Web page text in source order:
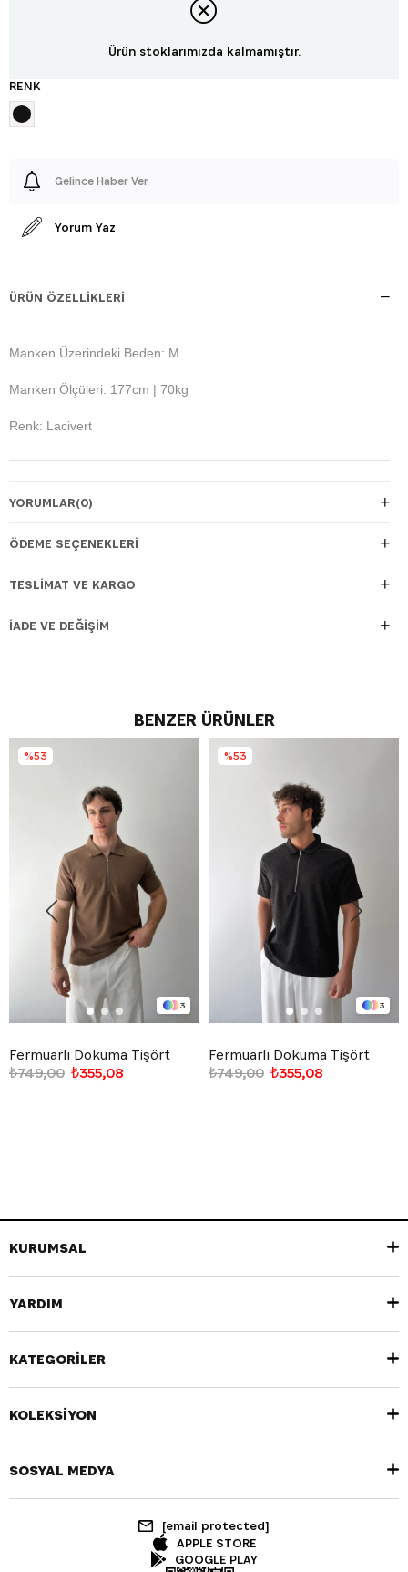
Ürün stoklarımızda kalmamıştır.
RENK
Gelince Haber Ver
Yorum Yaz
ÜRÜN ÖZELLIKLERI
Manken Üzerindeki Beden: M
Manken Ölçüleri: 177cm | 70kg
Renk: Lacivert
YORUMLAR(0)
ÖDEME SEÇENEKLERI
TESLIMAT VE KARGO
İADE VE DEĞIŞIM
BENZER ÜRÜNLER
3
Fermuarlı Dokuma Tişört
₺355,08
₺749,00
%53
3
Fermuarlı Dokuma Tişört
₺355,08
₺749,00
%53
KURUMSAL
YARDIM
KATEGORİLER
KOLEKSİYON
SOSYAL MEDYA
[email protected]
APPLE STORE
GOOGLE PLAY